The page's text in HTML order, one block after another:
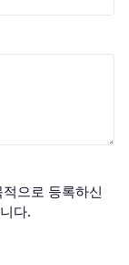
으로 등록하신
다.